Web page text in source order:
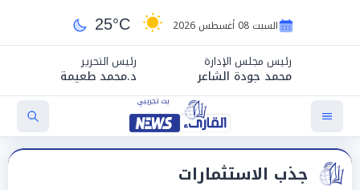
السبت 08 أغسطس 2026 25°C
رئيس مجلس الإدارة
محمد جودة الشاعر
رئيس التحرير
د.محمد طعيمة
جذب الاستثمارات